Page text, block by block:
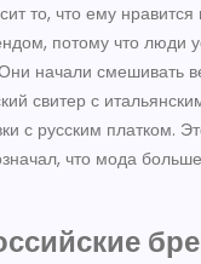
то, что ему
потому что люди
начали смешивать
свитер с
с русским платком.
что мода